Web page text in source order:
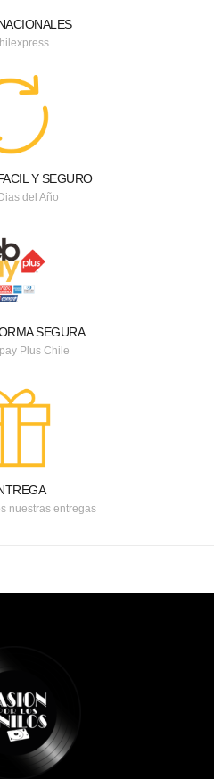
Y SEGURO
del Año
SEGURA
Plus Chile
nuestras entregas